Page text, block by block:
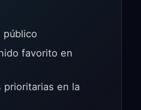
público
favorito en
prioritarias en la